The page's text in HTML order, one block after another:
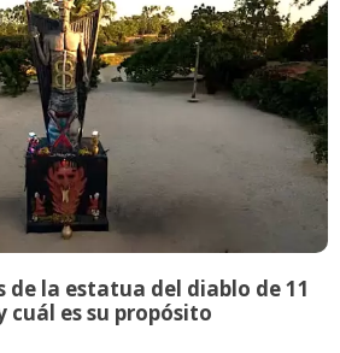
de la estatua del diablo de 11
cuál es su propósito